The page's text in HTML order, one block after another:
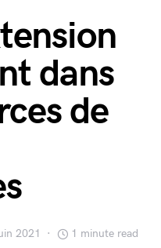
dans
de
2021 1 minute read